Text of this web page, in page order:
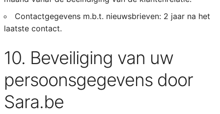
Contactgegevens m.b.t. nieuwsbrieven: 2 jaar na het
laatste contact.
10. Beveiliging van uw
persoonsgegevens door
Sara.be